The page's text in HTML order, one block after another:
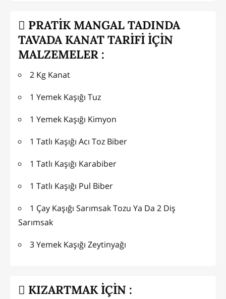
PRATİK MANGAL TADINDA
TAVADA KANAT TARİFİ İÇİN
MALZEMELER :
2 Kg Kanat
1 Yemek Kaşığı Tuz
1 Yemek Kaşığı Kimyon
1 Tatlı Kaşığı Acı Toz Biber
1 Tatlı Kaşığı Karabiber
1 Tatlı Kaşığı Pul Biber
1 Çay Kaşığı Sarımsak Tozu Ya Da 2 Diş
Sarımsak
3 Yemek Kaşığı Zeytinyağı
KIZARTMAK İÇİN :